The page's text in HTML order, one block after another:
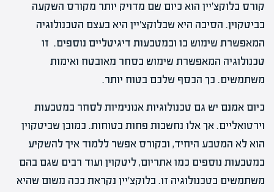
קורס בלוקצ'יין הוא כיום שם מדויק יותר מקורס השקעה
בביטקוין. הסיבה היא שבלוקצ'יין היא בעצם הטכנולוגיה
המאפשרת שימוש בו ובמטבעות דיגיטליים נוספים. זו
טכנולוגיה המאפשרת שימוש בסחר מאובטח ואימות
משתמשים. כך הכסף שלכם בטוח יותר.
כיום אמנם יש גם טכנולוגיות אנונימיות לסחר במטבעות
וירטואליים. אך אלו נחשבות פחות בטוחות. כמובן שביטקוין
הוא לא המטבע היחיד, ובקורס אפשר ללמוד איך להשקיע
במטבעות נוספים כמו אתריום, ליטקוין ועוד רבים שגם בהם
משתמשים בטכנולוגיה זו. בלוקצ'יין נקראת ככה משום שהיא